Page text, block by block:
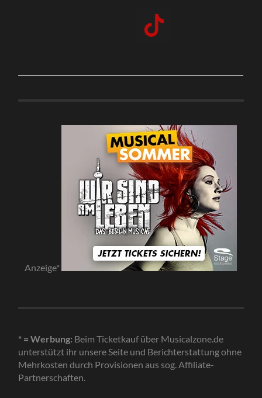
Anzeige*
* = Werbung: Beim Ticketkauf über Musicalzone.de
unterstützt ihr unsere Seite und Berichterstattung ohne
Mehrkosten durch Provisionen aus sog. Affiliate-
Partnerschaften.